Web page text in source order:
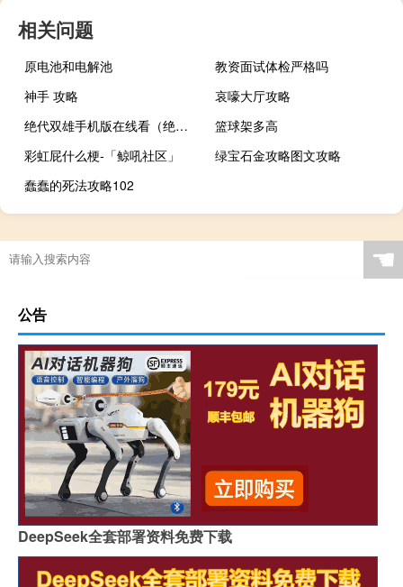
相关问题
原电池和电解池
教资面试体检严格吗
神手 攻略
哀嚎大厅攻略
绝代双雄手机版在线看（绝代双雄高清）
篮球架多高
彩虹屁什么梗-「鲸吼社区」
绿宝石金攻略图文攻略
蠢蠢的死法攻略102
☚
公告
DeepSeek全套部署资料免费下载